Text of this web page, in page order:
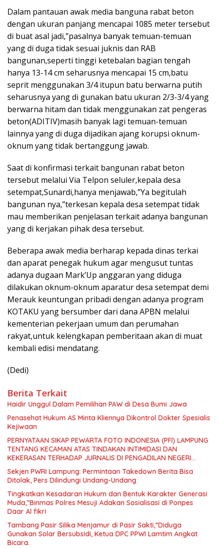
Dalam pantauan awak media banguna rabat beton
dengan ukuran panjang mencapai 1085 meter tersebut
di buat asal jadi,”pasalnya banyak temuan-temuan
yang di duga tidak sesuai juknis dan RAB
bangunan,seperti tinggi ketebalan bagian tengah
hanya 13-14 cm seharusnya mencapai 15 cm,batu
seprit menggunakan 3/4 itupun batu berwarna putih
seharusnya yang di gunakan batu ukuran 2/3-3/4 yang
berwarna hitam dan tidak menggunakan zat pengeras
beton(ADITIV)masih banyak lagi temuan-temuan
lainnya yang di duga dijadikan ajang korupsi oknum-
oknum yang tidak bertanggung jawab.
Saat di konfirmasi terkait bangunan rabat beton
tersebut melalui Via Telpon seluler,kepala desa
setempat,Sunardi,hanya menjawab,”Ya begitulah
bangunan nya,”terkesan kepala desa setempat tidak
mau memberikan penjelasan terkait adanya bangunan
yang di kerjakan pihak desa tersebut.
Beberapa awak media berharap kepada dinas terkai
dan aparat penegak hukum agar mengusut tuntas
adanya dugaan Mark’Up anggaran yang diduga
dilakukan oknum-oknum aparatur desa setempat demi
Merauk keuntungan pribadi dengan adanya program
KOTAKU yang bersumber dari dana APBN melalui
kementerian pekerjaan umum dan perumahan
rakyat,untuk kelengkapan pemberitaan akan di muat
kembali edisi mendatang.
(Dedi)
Berita Terkait
Haidir Unggul Dalam Pemilihan PAW di Desa Bumi Jawa
Penasehat Hukum AS Minta Kliennya Dikontrol Dokter Spesialis
Kejiwaan
PERNYATAAN SIKAP PEWARTA FOTO INDONESIA (PFI) LAMPUNG
TENTANG KECAMAN ATAS TINDAKAN INTIMIDASI DAN
KEKERASAN TERHADAP JURNALIS DI PENGADILAN NEGERI
TANJUNG KARANG.
Sekjen PWRI Lampung: Permintaan Takedown Berita Bisa
Ditolak, Pers Dilindungi Undang-Undang
Tingkatkan Kesadaran Hukum dan Bentuk Karakter Generasi
Muda,”Binmas Polres Mesuji Adakan Sosialisasi di Ponpes
Daar Al fikri
Tambang Pasir Silika Menjamur di Pasir Sakti,”Diduga
Gunakan Solar Bersubsidi, Ketua DPC PPWI Lamtim Angkat
Bicara.